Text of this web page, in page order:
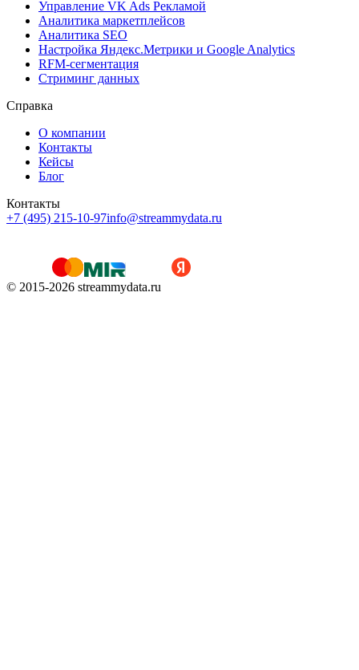
Управление VK Ads Рекламой
Аналитика маркетплейсов
Аналитика SEO
Настройка Яндекс.Метрики и Google Analytics
RFM-сегментация
Cтриминг данных
Справка
О компании
Контакты
Кейсы
Блог
Контакты
+7 (495) 215-10-97info@streammydata.ru
© 2015-2026 streammydata.ru